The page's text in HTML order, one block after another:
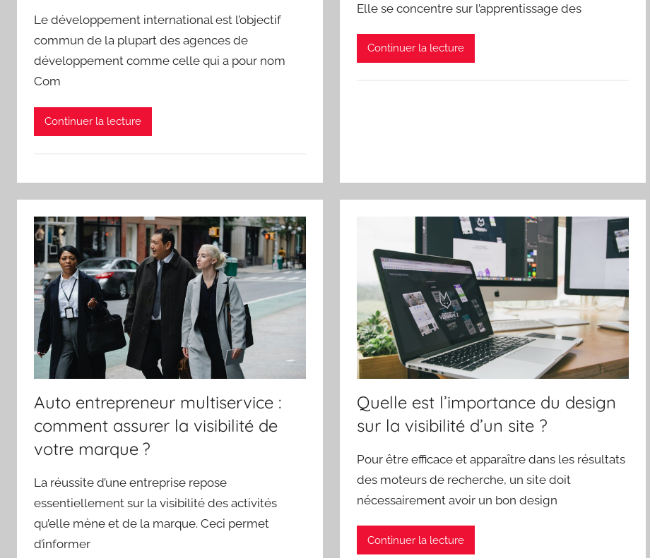
Le développement international est l’objectif
commun de la plupart des agences de
développement comme celle qui a pour nom
Com
Continuer la lecture
Elle se concentre sur l’apprentissage des
Continuer la lecture
Auto entrepreneur multiservice :
comment assurer la visibilité de
votre marque ?
La réussite d’une entreprise repose
essentiellement sur la visibilité des activités
qu’elle mène et de la marque. Ceci permet
d’informer
Quelle est l’importance du design
sur la visibilité d’un site ?
Pour être efficace et apparaître dans les résultats
des moteurs de recherche, un site doit
nécessairement avoir un bon design
Continuer la lecture